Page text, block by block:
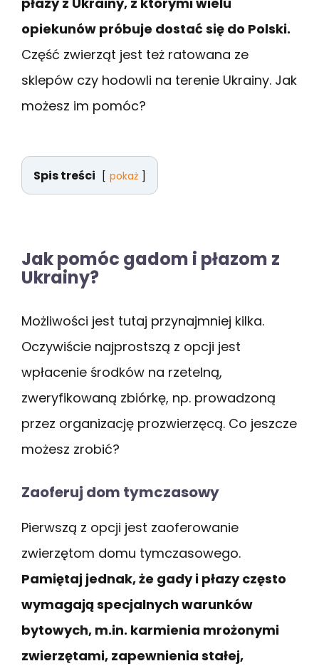
opiekunów próbuje dostać się do Polski.
Część zwierząt jest też ratowana ze
sklepów czy hodowli na terenie Ukrainy. Jak
możesz im pomóc?
Spis treści pokaż
Jak pomóc gadom i płazom z
Ukrainy?
Możliwości jest tutaj przynajmniej kilka.
Oczywiście najprostszą z opcji jest
wpłacenie środków na rzetelną,
zweryfikowaną zbiórkę, np. prowadzoną
przez organizację prozwierzęcą. Co jeszcze
możesz zrobić?
Zaoferuj dom tymczasowy
Pierwszą z opcji jest zaoferowanie
zwierzętom domu tymczasowego.
Pamiętaj jednak, że gady i płazy często
wymagają specjalnych warunków
bytowych, m.in. karmienia mrożonymi
zwierzętami, zapewnienia stałej,